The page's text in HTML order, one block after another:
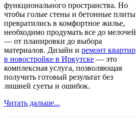
функционального пространства. Но
чтобы голые стены и бетонные плиты
превратились в комфортное жилье,
необходимо продумать все до мелочей
— от планировки до выбора
материалов. Дизайн и ремонт квартир
в новостройке в Иркутске — это
комплексная услуга, позволяющая
получить готовый результат без
лишней суеты и ошибок.
Читать дальше...